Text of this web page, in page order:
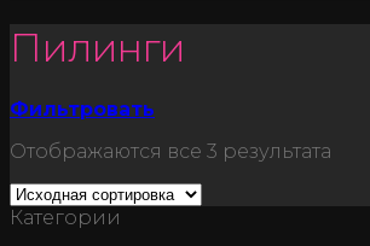
Пилинги
Фильтровать
Отображаются все 3 результата
Категории